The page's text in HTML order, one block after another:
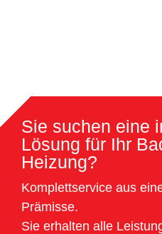
Sie suchen eine
Lösung für Ihr
Heizung?
Komplettservice aus
Prämisse.
Sie erhalten alle